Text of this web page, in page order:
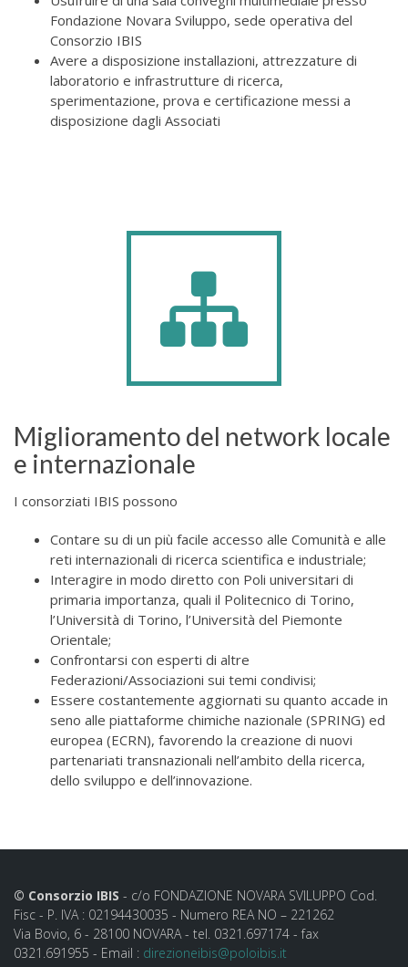
Fondazione Novara Sviluppo, sede operativa del
Consorzio IBIS
Avere a disposizione installazioni, attrezzature di
laboratorio e infrastrutture di ricerca,
sperimentazione, prova e certificazione messi a
disposizione dagli Associati
Miglioramento del network locale
e internazionale
I consorziati IBIS possono
Contare su di un più facile accesso alle Comunità e alle
reti internazionali di ricerca scientifica e industriale;
Interagire in modo diretto con Poli universitari di
primaria importanza, quali il Politecnico di Torino,
l’Università di Torino, l’Università del Piemonte
Orientale;
Confrontarsi con esperti di altre
Federazioni/Associazioni sui temi condivisi;
Essere costantemente aggiornati su quanto accade in
seno alle piattaforme chimiche nazionale (SPRING) ed
europea (ECRN), favorendo la creazione di nuovi
partenariati transnazionali nell’ambito della ricerca,
dello sviluppo e dell’innovazione.
© Consorzio IBIS - c/o FONDAZIONE NOVARA SVILUPPO Cod.
Fisc - P. IVA : 02194430035 - Numero REA NO – 221262
Via Bovio, 6 - 28100 NOVARA - tel. 0321.697174 - fax
0321.691955 - Email : direzioneibis@poloibis.it